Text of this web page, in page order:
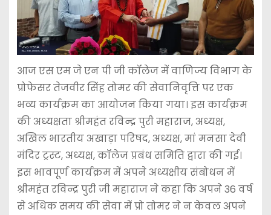
आज एस एम जे एन पी जी कॉलेज में वाणिज्य विभाग के
प्रोफेसर तेजवीर सिंह तोमर की सेवानिवृत्ति पर एक
भव्य कार्यक्रम का आयोजन किया गया। इस कार्यक्रम
की अध्यक्षता श्रीमहंत रविन्द्र पुरी महाराज, अध्यक्ष,
अखिल भारतीय अखाड़ा परिषद, अध्यक्ष, मां मनसा देवी
मंदिर ट्रस्ट, अध्यक्ष, कॉलेज प्रबंध समिति द्वारा की गई।
इस भावपूर्ण कार्यक्रम में अपने अध्यक्षीय संबोधन में
श्रीमहंत रविन्द्र पुरी जी महाराज ने कहा कि अपने 36 वर्ष
से अधिक समय की सेवा में प्रो तोमर ने न केवल अपने